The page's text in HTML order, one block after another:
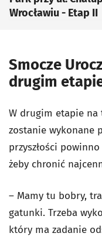
Wrocławiu - Etap II
Smocze
drugim
W drugim etapie na
zostanie wykonane
przyszłości
żeby chronić
– Mamy tu bobry,
gatunki. Trzeba
który ma zadanie